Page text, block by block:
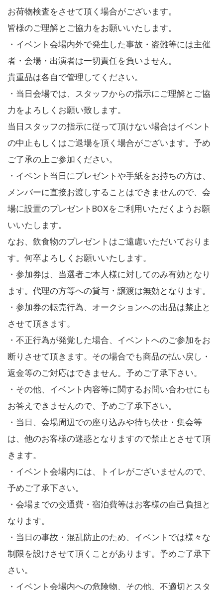
お荷物検査をさせて頂く場合がございます。
皆様のご理解とご協力をお願いいたします。
・イベント会場内外で発生した事故・盗難等には主催
者・会場・出演者は一切責任を負いません。
貴重品は各自で管理してください。
・当日会場では、スタッフからの指示にご理解とご協
力をよろしくお願い致します。
当日スタッフの指示に従って頂けない場合はイベント
の中止もしくはご退場を頂く場合がございます。予め
ご了承の上ご参加ください。
・イベント当日にプレゼントや手紙をお持ちの方は、
メンバーに直接お渡しすることはできませんので、会
場に設置のプレゼントBOXをご利用いただくようお願
いいたします。
なお、飲食物のプレゼントはご遠慮いただいておりま
す。何卒よろしくお願いいたします。
・参加券は、当選者ご本人様に対してのみ有効となり
ます。代理の方等への貸与・譲渡は無効となります。
・参加券の転売行為、オークションへの出品は禁止と
させて頂きます。
・不正行為が発覚した場合、イベントへのご参加をお
断りさせて頂きます。その場合でも商品の払い戻し・
返金等のご対応はできません。予めご了承下さい。
・その他、イベント内容等に関するお問い合わせにも
お答えできませんので、予めご了承下さい。
・当日、会場周辺での座り込みや待ち伏せ・集会等
は、他のお客様の迷惑となりますので禁止とさせて頂
きます。
・イベント会場内には、トイレがございませんので、
予めご了承下さい。
・会場までの交通費・宿泊費等はお客様の自己負担と
なります。
・当日の事故・混乱防止のため、イベントでは様々な
制限を設けさせて頂くことがあります。予めご了承下
さい。
・イベント会場内への危険物、その他、不適切とスタ